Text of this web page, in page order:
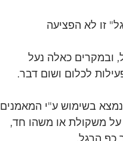
משקולת של 20 קילו על הרגל" זו לא הפציעה
ליפול על הרגל, ובמקרים כאלה נעל
לכלום ושום דבר.
בשימוש ע"י המאמנים
משקולת או משהו חד,
כף הרגל.